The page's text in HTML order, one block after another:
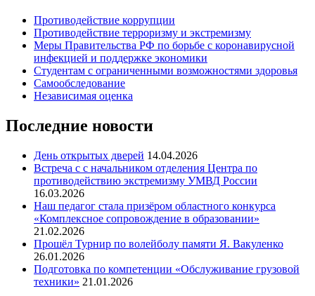
Противодействие коррупции
Противодействие терроризму и экстремизму
Меры Правительства РФ по борьбе с коронавирусной
инфекцией и поддержке экономики
Студентам с ограниченными возможностями здоровья
Самообследование
Независимая оценка
Последние новости
День открытых дверей 14.04.2026
Встреча с с начальником отделения Центра по
противодействию экстремизму УМВД России
16.03.2026
Наш педагог стала призёром областного конкурса
«Комплексное сопровождение в образовании»
21.02.2026
Прошёл Турнир по волейболу памяти Я. Вакуленко
26.01.2026
Подготовка по компетенции «Обслуживание грузовой
техники» 21.01.2026